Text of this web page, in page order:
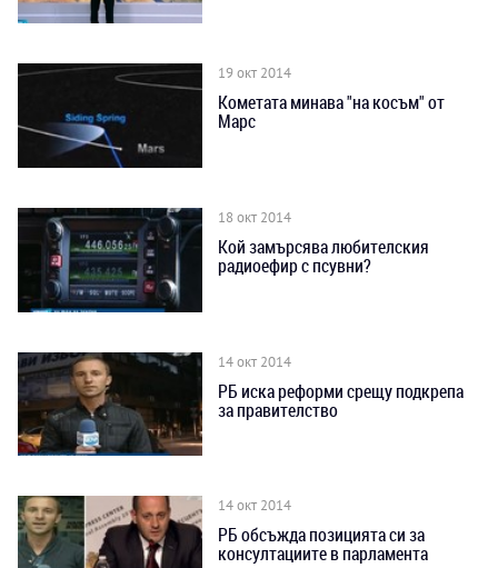
19 окт 2014
Кометата минава "на косъм" от
Марс
18 окт 2014
Кой замърсява любителския
радиоефир с псувни?
14 окт 2014
РБ иска реформи срещу подкрепа
за правителство
14 окт 2014
РБ обсъжда позицията си за
консултациите в парламента